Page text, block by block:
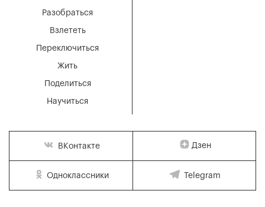
Разобраться
Взлететь
Переключиться
Жить
Поделиться
Научиться
ВКонтакте Дзен
Одноклассники Telegram